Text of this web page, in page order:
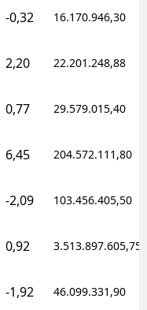
-0,32 16.170.946,30
2,20 22.201.248,88
0,77 29.579.015,40
6,45 204.572.111,80
-2,09 103.456.405,50
0,92 3.513.897.605,75
-1,92 46.099.331,90